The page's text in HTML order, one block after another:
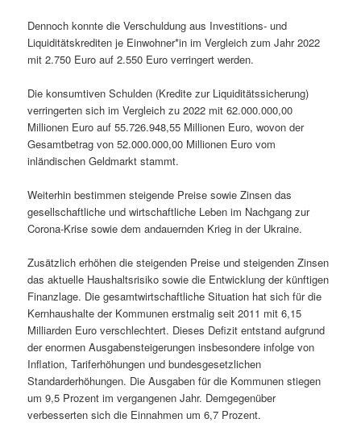
Dennoch konnte die Verschuldung aus Investitions- und
Liquiditätskrediten je Einwohner*in im Vergleich zum Jahr 2022
mit 2.750 Euro auf 2.550 Euro verringert werden.
Die konsumtiven Schulden (Kredite zur Liquiditätssicherung)
verringerten sich im Vergleich zu 2022 mit 62.000.000,00
Millionen Euro auf 55.726.948,55 Millionen Euro, wovon der
Gesamtbetrag von 52.000.000,00 Millionen Euro vom
inländischen Geldmarkt stammt.
Weiterhin bestimmen steigende Preise sowie Zinsen das
gesellschaftliche und wirtschaftliche Leben im Nachgang zur
Corona-Krise sowie dem andauernden Krieg in der Ukraine.
Zusätzlich erhöhen die steigenden Preise und steigenden Zinsen
das aktuelle Haushaltsrisiko sowie die Entwicklung der künftigen
Finanzlage. Die gesamtwirtschaftliche Situation hat sich für die
Kernhaushalte der Kommunen erstmalig seit 2011 mit 6,15
Milliarden Euro verschlechtert. Dieses Defizit entstand aufgrund
der enormen Ausgabensteigerungen insbesondere infolge von
Inflation, Tariferhöhungen und bundesgesetzlichen
Standarderhöhungen. Die Ausgaben für die Kommunen stiegen
um 9,5 Prozent im vergangenen Jahr. Demgegenüber
verbesserten sich die Einnahmen um 6,7 Prozent.